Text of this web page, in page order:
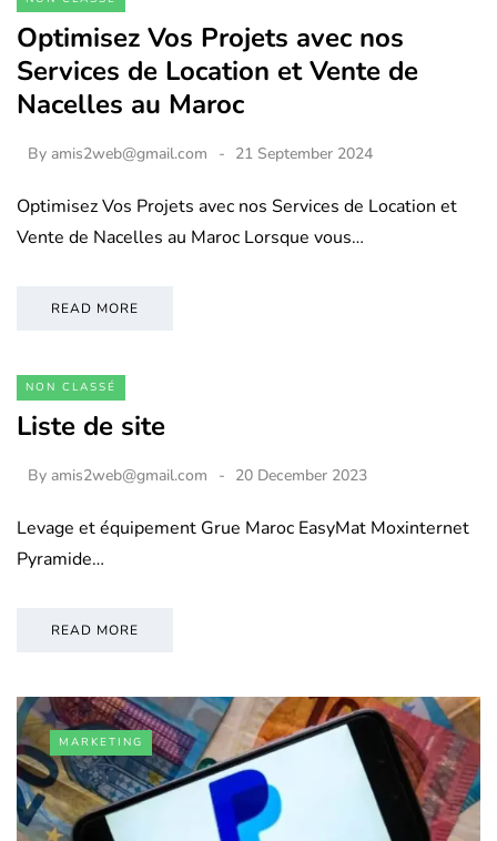
Optimisez Vos Projets avec nos
Services de Location et Vente de
Nacelles au Maroc
By amis2web@gmail.com 21 September 2024
Optimisez Vos Projets avec nos Services de Location et
Vente de Nacelles au Maroc Lorsque vous…
READ MORE
NON CLASSÉ
Liste de site
By amis2web@gmail.com 20 December 2023
Levage et équipement Grue Maroc EasyMat Moxinternet
Pyramide…
READ MORE
MARKETING